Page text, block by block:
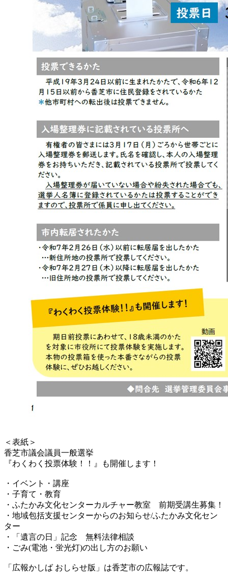
＜表紙＞
香芝市議会議員一般選挙
『わくわく投票体験！！』も開催します！
・イベント・講座
・子育て・教育
・ふたかみ文化センターカルチャー教室 前期受講生募集！
・地域包括支援センターからのお知らせ/ふたかみ文化セン
ター
・「遺言の日」記念 無料法律相談
・ごみ(電池・蛍光灯)の出し方のお願い
「広報かしば おしらせ版」は香芝市の広報誌です。